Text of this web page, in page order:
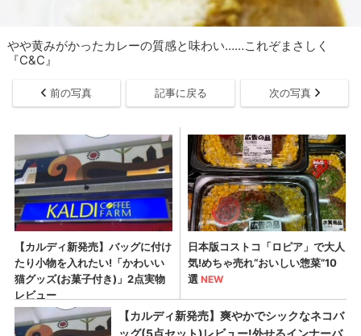
やや黄みがかったカレーの質感と味わい……これぞまさしく
『C&C』
前の写真 記事に戻る 次の写真